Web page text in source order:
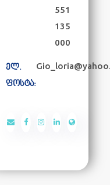
551
135
000
ელ.
ფოსტა: